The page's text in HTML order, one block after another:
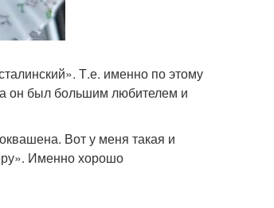
Т.е. именно по этому
он был большим любителем и
Вот у меня такая и
Именно хорошо